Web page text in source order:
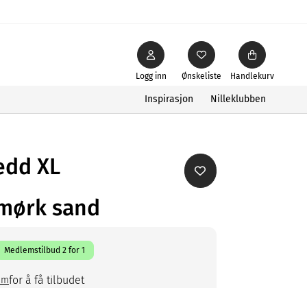
Ønskeliste
Logg inn Handlekurv
Inspirasjon Nilleklubben
XL
sand
Medlemstilbud 2 for 1
for å få tilbudet